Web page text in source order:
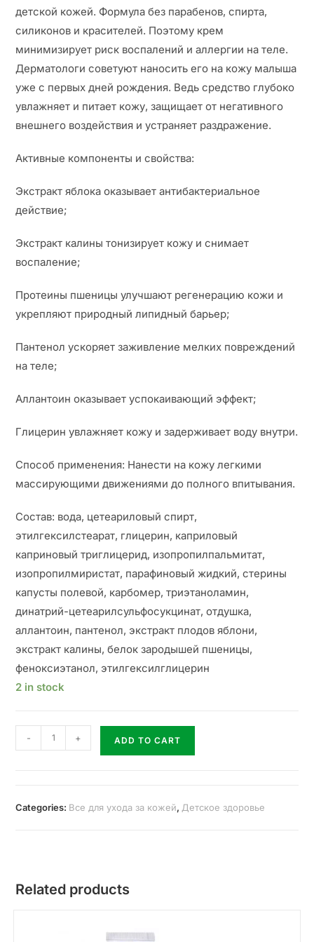
детской кожей. Формула без парабенов, спирта,
силиконов и красителей. Поэтому крем
минимизирует риск воспалений и аллергии на теле.
Дерматологи советуют наносить его на кожу малыша
уже с первых дней рождения. Ведь средство глубоко
увлажняет и питает кожу, защищает от негативного
внешнего воздействия и устраняет раздражение.
Активные компоненты и свойства:
Экстракт яблока оказывает антибактериальное
действие;
Экстракт калины тонизирует кожу и снимает
воспаление;
Протеины пшеницы улучшают регенерацию кожи и
укрепляют природный липидный барьер;
Пантенол ускоряет заживление мелких повреждений
на теле;
Аллантоин оказывает успокаивающий эффект;
Глицерин увлажняет кожу и задерживает воду внутри.
Способ применения: Нанести на кожу легкими
массирующими движениями до полного впитывания.
Состав: вода, цетеариловый спирт,
этилгексилстеарат, глицерин, каприловый
каприновый триглицерид, изопропилпальмитат,
изопропилмиристат, парафиновый жидкий, стерины
капусты полевой, карбомер, триэтаноламин,
динатрий-цетеарилсульфосукцинат, отдушка,
аллантоин, пантенол, экстракт плодов яблони,
экстракт калины, белок зародышей пшеницы,
феноксиэтанол, этилгексилглицерин
2 in stock
- + ADD TO CART
Categories: Все для ухода за кожей, Детское здоровье
Related products